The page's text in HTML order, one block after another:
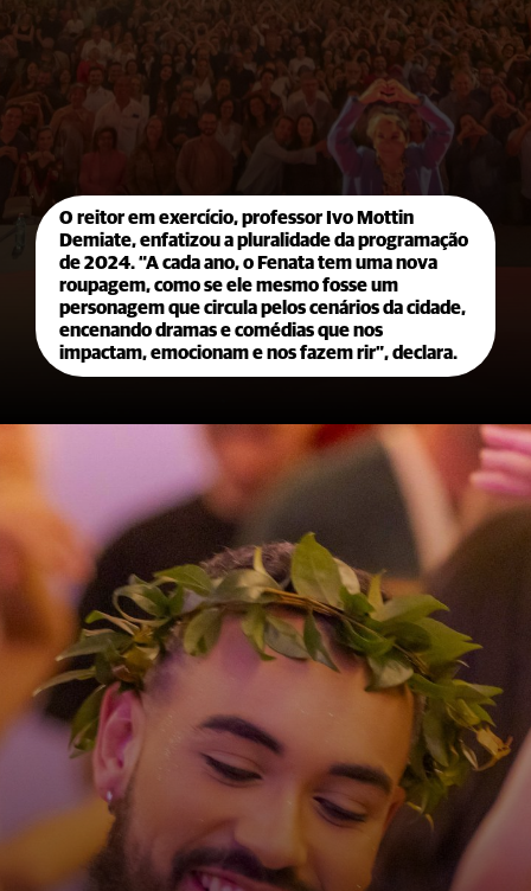
O reitor em exercício, professor Ivo Mottin
Demiate, enfatizou a pluralidade da programação
de 2024. “A cada ano, o Fenata tem uma nova
roupagem, como se ele mesmo fosse um
personagem que circula pelos cenários da cidade,
encenando dramas e comédias que nos
impactam, emocionam e nos fazem rir”, declara.